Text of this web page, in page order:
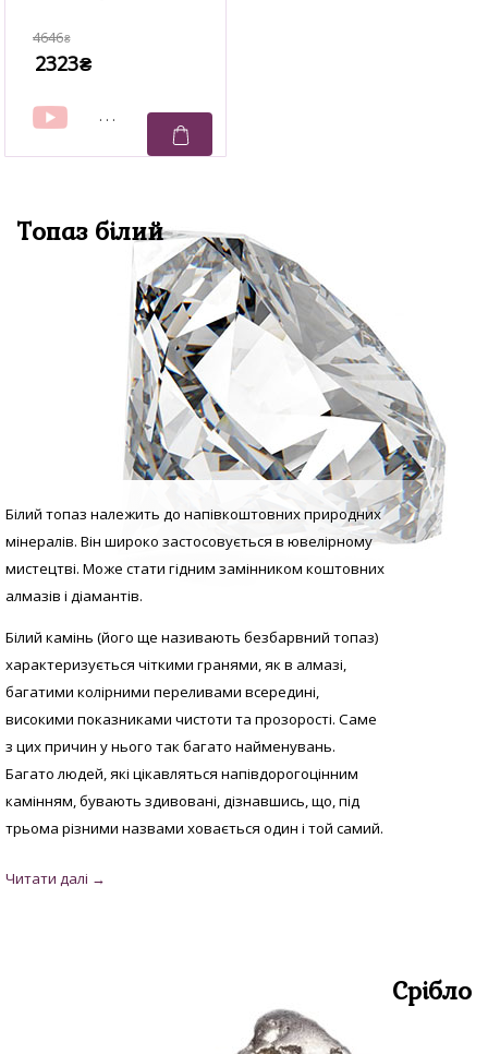
4646₴
2323₴
Топаз білий
Білий топаз належить до напівкоштовних природних
мінералів. Він широко застосовується в ювелірному
мистецтві. Може стати гідним замінником коштовних
алмазів і діамантів.
Білий камінь (його ще називають безбарвний топаз)
характеризується чіткими гранями, як в алмазі,
багатими колірними переливами всередині,
високими показниками чистоти та прозорості. Саме
з цих причин у нього так багато найменувань.
Багато людей, які цікавляться напівдорогоцінним
камінням, бувають здивовані, дізнавшись, що, під
трьома різними назвами ховається один і той самий.
Срібло